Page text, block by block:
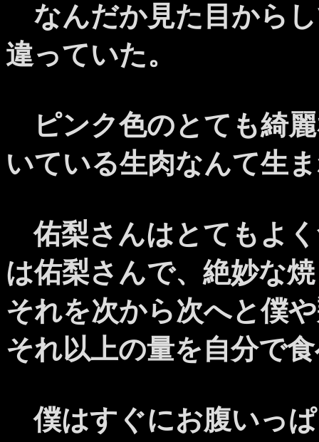
なんだか見た目から
違っていた。
ピンク色のとても綺
いている生肉なんて生
佑梨さんはとてもよ
は佑梨さんで、絶妙な
それを次から次へと僕
それ以上の量を自分で
僕はすぐにお腹いっ